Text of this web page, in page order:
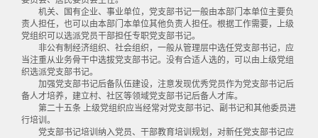
机关、国有企业、事业单位，党支部书记一般由本部门本单位主要负
责人担任，也可以由本部门本单位其他负责人担任。根据工作需要，上级
党组织可以选派党员干部担任专职党支部书记。
非公有制经济组织、社会组织，一般从管理层中选任党支部书记，应
当注重从业务骨干中选拔党支部书记。没有合适人选的，可以由上级党组
织选派党支部书记。
加强党支部书记后备队伍建设，注意发现优秀党员作为党支部书记后
备人才培养，建立村、社区等领域党支部书记后备人才库。
第二十五条 上级党组织应当经常对党支部书记、副书记和其他委员进
行培训。
党支部书记培训纳入党员、干部教育培训规划，对新任党支部书记应